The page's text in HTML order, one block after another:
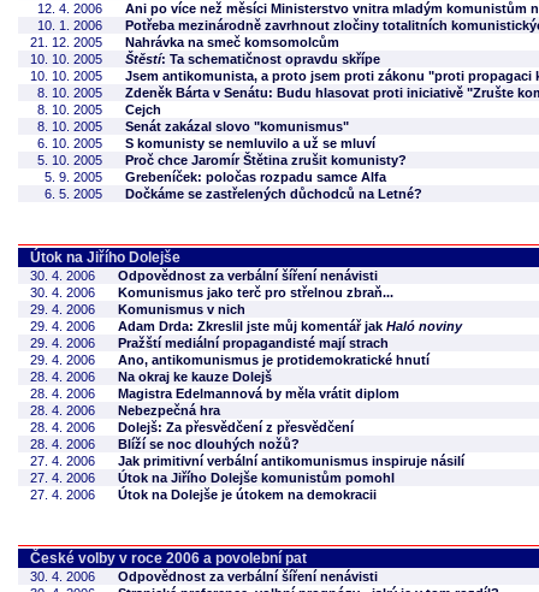
12. 4. 2006
Ani po více než měsíci Ministerstvo vnitra mladým komunistům
10. 1. 2006
Potřeba mezinárodně zavrhnout zločiny totalitních
21. 12. 2005
Nahrávka na smeč komsomolcům
10. 10. 2005
Štěstí: Ta schematičnost opravdu skřípe
10. 10. 2005
Jsem antikomunista, a proto jsem proti zákonu "proti propagaci
8. 10. 2005
Zdeněk Bárta v Senátu: Budu hlasovat proti iniciativě "Zrušte
8. 10. 2005
Cejch
8. 10. 2005
Senát zakázal slovo "komunismus"
6. 10. 2005
S komunisty se nemluvilo a už se mluví
5. 10. 2005
Proč chce Jaromír Štětina zrušit komunisty?
5. 9. 2005
Grebeníček: poločas rozpadu samce Alfa
6. 5. 2005
Dočkáme se zastřelených důchodců na Letné?
Útok na Jiřího Dolejše
30. 4. 2006
Odpovědnost za verbální šíření nenávisti
30. 4. 2006
Komunismus jako terč pro střelnou zbraň...
29. 4. 2006
Komunismus v nich
29. 4. 2006
Adam Drda: Zkreslil jste můj komentář jak Haló noviny
29. 4. 2006
Pražští mediální propagandisté mají strach
29. 4. 2006
Ano, antikomunismus je protidemokratické hnutí
28. 4. 2006
Na okraj ke kauze Dolejš
28. 4. 2006
Magistra Edelmannová by měla vrátit diplom
28. 4. 2006
Nebezpečná hra
28. 4. 2006
Dolejš: Za přesvědčení z přesvědčení
28. 4. 2006
Blíží se noc dlouhých nožů?
27. 4. 2006
Jak primitivní verbální antikomunismus inspiruje násilí
27. 4. 2006
Útok na Jiřího Dolejše komunistům pomohl
27. 4. 2006
Útok na Dolejše je útokem na demokracii
České volby v roce 2006 a povolební pat
30. 4. 2006
Odpovědnost za verbální šíření nenávisti